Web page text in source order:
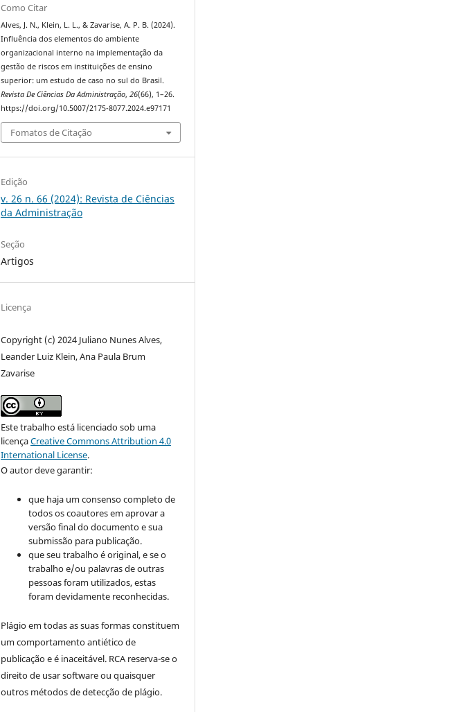
Como Citar
Alves, J. N., Klein, L. L., & Zavarise, A. P. B. (2024).
Influência dos elementos do ambiente
organizacional interno na implementação da
gestão de riscos em instituições de ensino
superior: um estudo de caso no sul do Brasil.
Revista De Ciências Da Administração,26(66), 1–26.
https://doi.org/10.5007/2175-8077.2024.e97171
Fomatos de Citação
Edição
v. 26 n. 66 (2024): Revista de Ciências
da Administração
Seção
Artigos
Licença
Copyright (c) 2024 Juliano Nunes Alves,
Leander Luiz Klein, Ana Paula Brum
Zavarise
Este trabalho está licenciado sob uma
licençaCreative Commons Attribution 4.0
International License.
O autor deve garantir:
que haja um consenso completo de
todos os coautores em aprovar a
versão final do documento e sua
submissão para publicação.
que seu trabalho é original, e se o
trabalho e/ou palavras de outras
pessoas foram utilizados, estas
foram devidamente reconhecidas.
Plágio em todas as suas formas constituem
um comportamento antiético de
publicação e é inaceitável. RCA reserva-se o
direito de usar software ou quaisquer
outros métodos de detecção de plágio.